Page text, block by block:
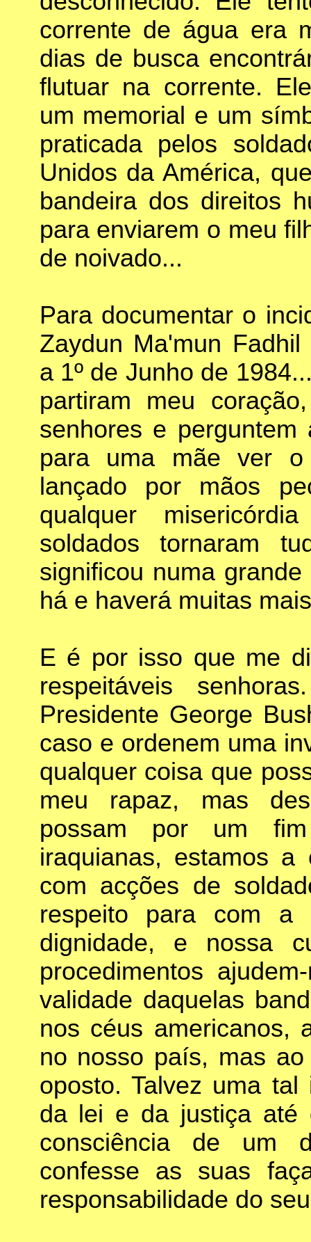
corrente de água era
dias de busca
flutuar na corrente.
um memorial e um
praticada pelos
Unidos da América,
bandeira dos direitos
para enviarem o meu
de noivado...
Para documentar o
Zaydun Ma'mun
a 1º de Junho de
partiram meu
senhores e
para uma mãe ver o
lançado por mãos
qualquer
soldados tornaram
significou numa
há e haverá muitas
E é por isso que me
respeitáveis
Presidente George
caso e ordenem uma
qualquer coisa que
meu rapaz, mas
possam por um
iraquianas, estamos
com acções de
respeito para com a
dignidade, e nossa
procedimentos
validade daquelas
nos céus americanos,
no nosso país, mas
oposto. Talvez uma
da lei e da justiça até
consciência de um
confesse as suas
responsabilidade do